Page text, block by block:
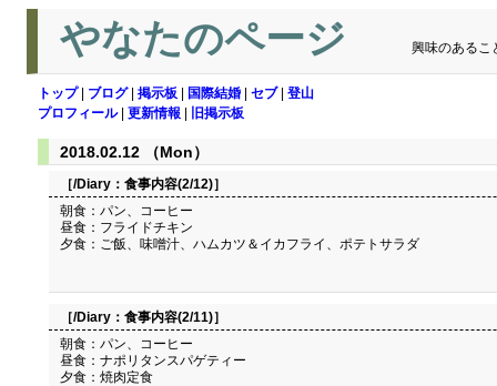
やなたのページ 興味のあるこ
トップ| ブログ| 掲示板 国際結婚 セブ| 登山
プロフィール| 更新情報 旧掲示板
2018.02.12 （Mon）
［/Diary： 食事内容(2/12)］
朝食：パン、コーヒー
昼食：フライドチキン
夕食：ご飯、味噌汁、ハムカツ＆イカフライ、ポテトサラダ
［/Diary： 食事内容(2/11)］
朝食：パン、コーヒー
昼食：ナポリタンスパゲティー
夕食：焼肉定食